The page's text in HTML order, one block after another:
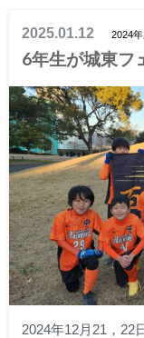
2025.01.12 2024
6年生が城東フ
2024年12月21，22